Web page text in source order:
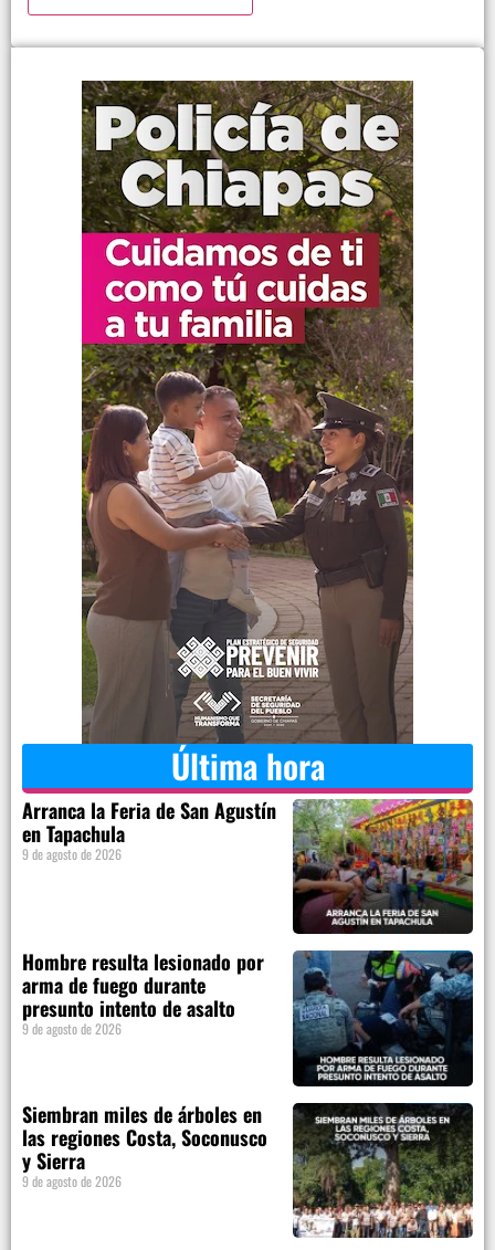
Última hora
Arranca la Feria de San Agustín
en Tapachula
9 de agosto de 2026
Hombre resulta lesionado por
arma de fuego durante
presunto intento de asalto
9 de agosto de 2026
Siembran miles de árboles en
las regiones Costa, Soconusco
y Sierra
9 de agosto de 2026